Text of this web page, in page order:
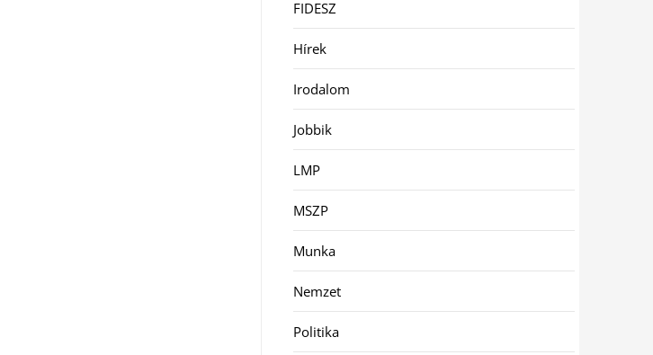
FIDESZ
Hírek
Irodalom
Jobbik
LMP
MSZP
Munka
Nemzet
Politika